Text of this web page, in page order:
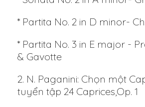
* Partita No. 2 in D minor-
* Partita No. 3 in E major -
& Gavotte
2. N. Paganini: Chọn một
tuyển tập 24 Caprices,Op. 1